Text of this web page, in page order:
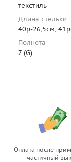
текстиль
Длина стельки
40р-26,5см,
Полнота
7 (G)
Оплата после
частичный